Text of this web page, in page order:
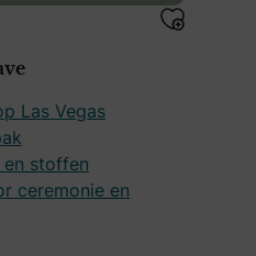
Las Vegas
stoffen
ceremonie en